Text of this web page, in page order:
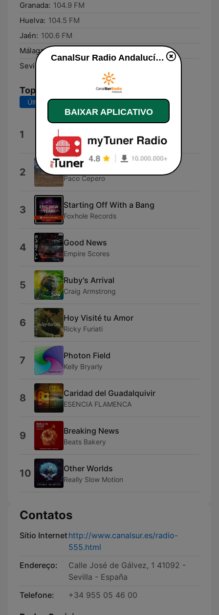
Granada: 104.9 FM
Huelva: 104.5 FM
Jaén: 100.6 FM
Málaga: 104.6 FM
Sevilla:
Top Músicas
Últimos 7 dias Últimos 30 dias
1 Gabriel Candiani
2 Sueños de Cádiz
Paco Cepero
3 Starting Off With a Bang
Foxhole Records
4 Good News
Empire Scores
5 Ruby's Arrival
Craig Armstrong
6 Hoy Visité tu Amor
Ricky Furiati
7 Photon Field
Kelly Bryarly
8 Caridad del Guadalquivir
ESENCIA FLAMENCA
9 Breaking News
Beats Bakery
10 Other Worlds
Really Slow Motion
Contatos
Sítio Internethttp://www.canalsur.es/radio-
555.html
Endereço:
Calle José de Gálvez, 1 41092 -
Sevilla - España
Telefone:
+34 955 05 46 00
CanalSur Radio Andalucía ao vivo
BAIXAR APLICATIVO